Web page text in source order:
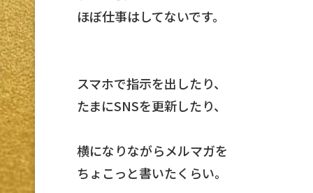
ほぼ仕事はしてないです。
スマホで指示を出したり、
たまにSNSを更新したり、
横になりながらメルマガを
ちょこっと書いたくらい。